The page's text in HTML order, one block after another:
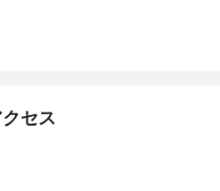
セス